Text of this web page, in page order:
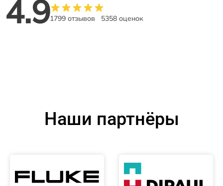
4.91799 отзывов 5358 оценок
Наши партнёры